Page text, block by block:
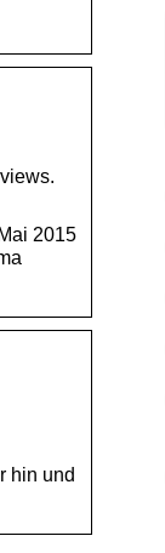
2015
hin und